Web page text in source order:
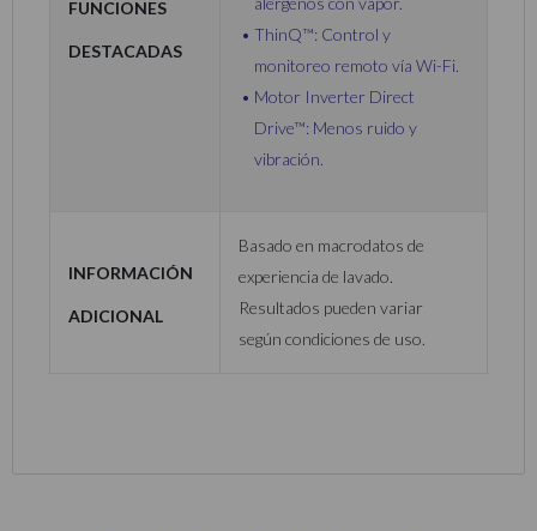
Destacadas
ThinQ™: Control y
monitoreo remoto vía Wi-Fi.
Motor Inverter Direct
Drive™: Menos ruido y
vibración.
Información
Adicional
Basado en macrodatos de
experiencia de lavado.
Resultados pueden variar
según condiciones de uso.